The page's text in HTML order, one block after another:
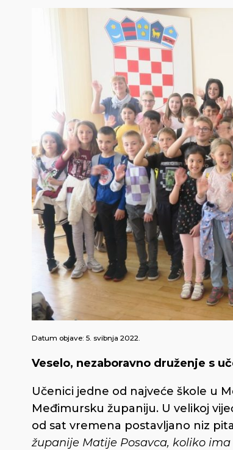
Datum objave: 5. svibnja 2022.
Veselo, nezaboravno druženje s
Učenici jedne od najveće škole u
Međimursku županiju. U velikoj
od sat vremena postavljano niz
županije Matije Posavca, koliko